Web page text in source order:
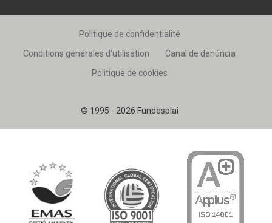
© 1995 - 2026 Fundesplai
Politique de confidentialité
Conditions générales d’utilisation
Canal de denúncia
Politique de cookies
Proposta educativa
Notícies
Butlletins